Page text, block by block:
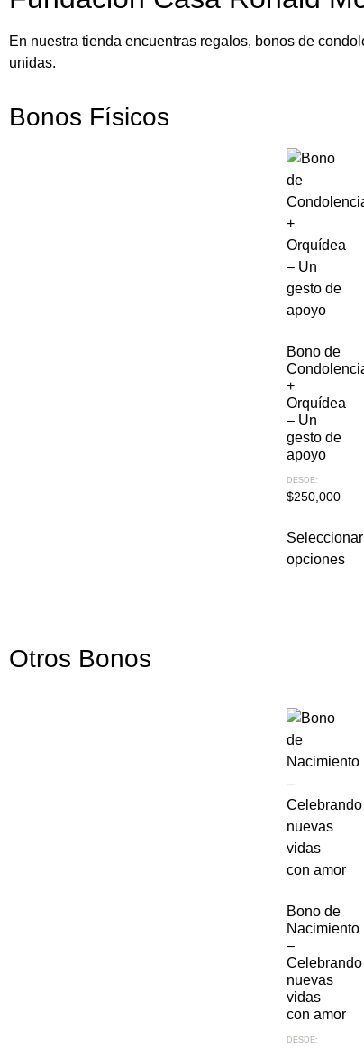
En nuestra tienda encuentras regalos, bonos de
unidas.
Bonos Físicos
Bono de
+
Orquídea
– Un
gesto de
apoyo
DESDE:
$250,000
Seleccionar
opciones
Otros Bonos
Bono de
Nacimiento
–
Celebrando
nuevas
vidas
con amor
DESDE: